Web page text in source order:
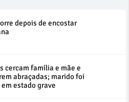
depois de encostar
cercam família e mãe e
abraçadas; marido foi
estado grave